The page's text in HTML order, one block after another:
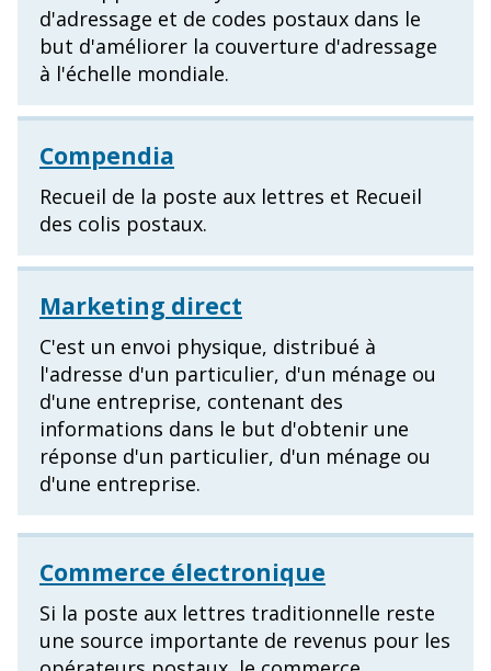
d'adressage et de codes postaux dans le
but d'améliorer la couverture d'adressage
à l'échelle mondiale.
Compendia
Recueil de la poste aux lettres et Recueil
des colis postaux.
Marketing direct
C'est un envoi physique, distribué à
l'adresse d'un particulier, d'un ménage ou
d'une entreprise, contenant des
informations dans le but d'obtenir une
réponse d'un particulier, d'un ménage ou
d'une entreprise.
Commerce électronique
Si la poste aux lettres traditionnelle reste
une source importante de revenus pour les